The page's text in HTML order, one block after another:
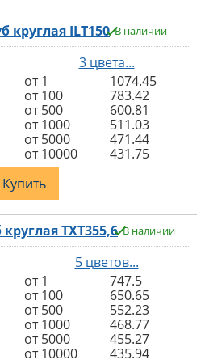
круглая ILT150 В наличии
3 цвета...
от 1
1074.45
от 100
783.42
от 500
600.81
от 1000
511.03
от 5000
471.44
от 10000
431.75
Купить
TXT355,6 В наличии
5 цветов...
от 1
747.5
от 100
650.65
от 500
552.23
от 1000
468.77
от 5000
455.27
от 10000
435.94